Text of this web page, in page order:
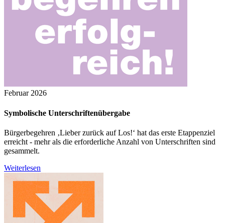
Februar 2026
Symbolische Unterschriftenübergabe
Bürgerbegehren ‚Lieber zurück auf Los!‘ hat das erste Etappenziel
erreicht - mehr als die erforderliche Anzahl von Unterschriften sind
gesammelt.
Weiterlesen